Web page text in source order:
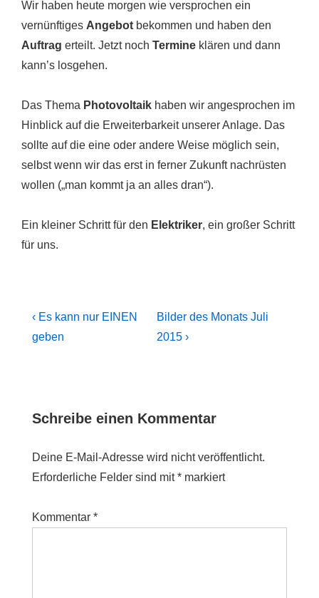
Wir haben heute morgen wie versprochen ein
vernünftiges Angebot bekommen und haben den
Auftrag erteilt. Jetzt noch Termine klären und dann
kann’s losgehen.
Das Thema Photovoltaik haben wir angesprochen im
Hinblick auf die Erweiterbarkeit unserer Anlage. Das
sollte auf die eine oder andere Weise möglich sein,
selbst wenn wir das erst in ferner Zukunft nachrüsten
wollen („man kommt ja an alles dran“).
Ein kleiner Schritt für den Elektriker, ein großer Schritt
für uns.
Beitragsnavigation
Previous
Post
‹ Es kann nur EINEN
geben
Next
Post
Bilder des Monats Juli
2015 ›
Schreibe einen Kommentar
Deine E-Mail-Adresse wird nicht veröffentlicht.
Erforderliche Felder sind mit* markiert
Kommentar *